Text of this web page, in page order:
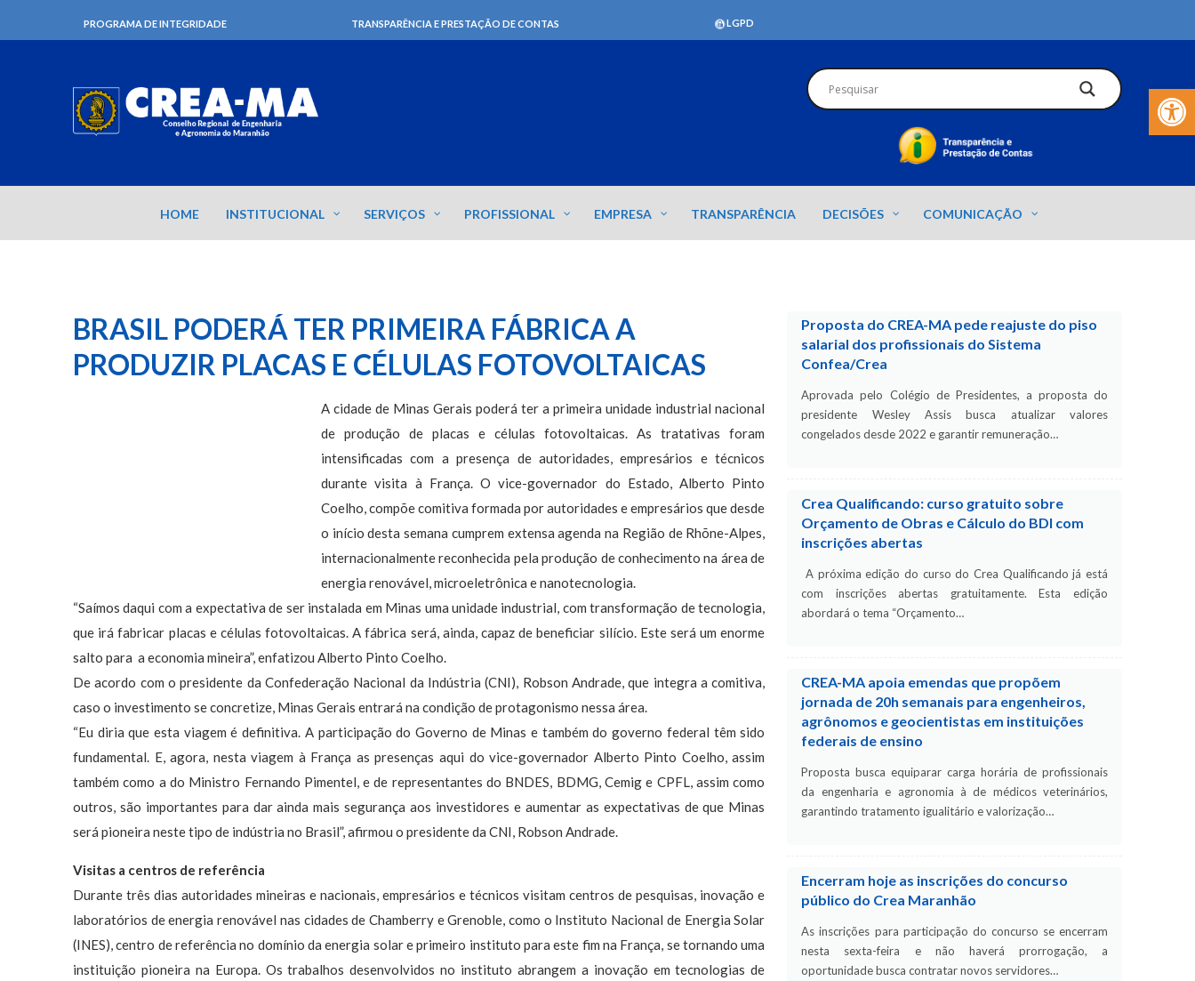
Barra de
PROGRAMA DE INTEGRIDADE TRANSPARÊNCIA E PRESTAÇÃO DE CONTAS LGPD
HOME INSTITUCIONAL SERVIÇOS PROFISSIONAL EMPRESA TRANSPARÊNCIA DECISÕES COMUNICAÇÃO
BRASIL PODERÁ TER PRIMEIRA FÁBRICA A
PRODUZIR PLACAS E CÉLULAS FOTOVOLTAICAS
A cidade de Minas Gerais poderá ter a primeira unidade industrial nacional
de produção de placas e células fotovoltaicas. As tratativas foram
intensificadas com a presença de autoridades, empresários e técnicos
durante visita à França. O vice-governador do Estado, Alberto Pinto
Coelho, compõe comitiva formada por autoridades e empresários que desde
o início desta semana cumprem extensa agenda na Região de Rhõne-Alpes,
internacionalmente reconhecida pela produção de conhecimento na área de
energia renovável, microeletrônica e nanotecnologia.
“Saímos daqui com a expectativa de ser instalada em Minas uma unidade industrial, com transformação de tecnologia,
que irá fabricar placas e células fotovoltaicas. A fábrica será, ainda, capaz de beneficiar silício. Este será um enorme
salto para a economia mineira”, enfatizou Alberto Pinto Coelho.
De acordo com o presidente da Confederação Nacional da Indústria (CNI), Robson Andrade, que integra a comitiva,
caso o investimento se concretize, Minas Gerais entrará na condição de protagonismo nessa área.
“Eu diria que esta viagem é definitiva. A participação do Governo de Minas e também do governo federal têm sido
fundamental. E, agora, nesta viagem à França as presenças aqui do vice-governador Alberto Pinto Coelho, assim
também como a do Ministro Fernando Pimentel, e de representantes do BNDES, BDMG, Cemig e CPFL, assim como
outros, são importantes para dar ainda mais segurança aos investidores e aumentar as expectativas de que Minas
será pioneira neste tipo de indústria no Brasil”, afirmou o presidente da CNI, Robson Andrade.
Visitas a centros de referência
Durante três dias autoridades mineiras e nacionais, empresários e técnicos visitam centros de pesquisas, inovação e
laboratórios de energia renovável nas cidades de Chamberry e Grenoble, como o Instituto Nacional de Energia Solar
(INES), centro de referência no domínio da energia solar e primeiro instituto para este fim na França, se tornando uma
instituição pioneira na Europa. Os trabalhos desenvolvidos no instituto abrangem a inovação em tecnologias de
Proposta do CREA-MA pede reajuste do piso
salarial dos profissionais do Sistema
Confea/Crea
Aprovada pelo Colégio de Presidentes, a proposta do
presidente Wesley Assis busca atualizar valores
congelados desde 2022 e garantir remuneração…
Crea Qualificando: curso gratuito sobre
Orçamento de Obras e Cálculo do BDI com
inscrições abertas
A próxima edição do curso do Crea Qualificando já está
com inscrições abertas gratuitamente. Esta edição
abordará o tema “Orçamento…
CREA-MA apoia emendas que propõem
jornada de 20h semanais para engenheiros,
agrônomos e geocientistas em instituições
federais de ensino
Proposta busca equiparar carga horária de profissionais
da engenharia e agronomia à de médicos veterinários,
garantindo tratamento igualitário e valorização…
Encerram hoje as inscrições do concurso
público do Crea Maranhão
As inscrições para participação do concurso se encerram
nesta sexta-feira e não haverá prorrogação, a
oportunidade busca contratar novos servidores…